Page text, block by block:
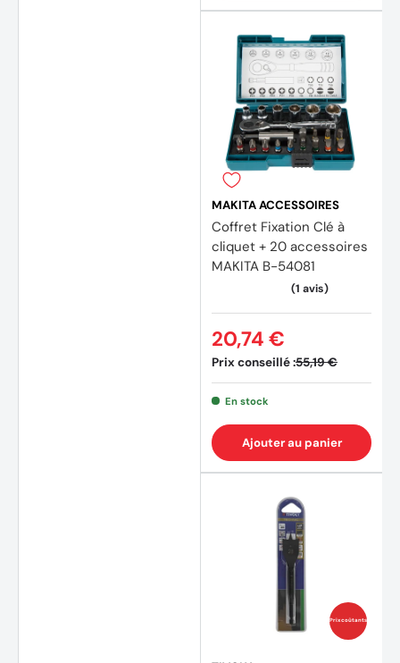
(1
MAKITA ACCESSOIRES
Coffret Fixation Clé à
cliquet + 20 accessoires
MAKITA B-54081
Prix conseillé :55,19 €
20,74 €
En stock
Ajouter au panier
Prix coûtants